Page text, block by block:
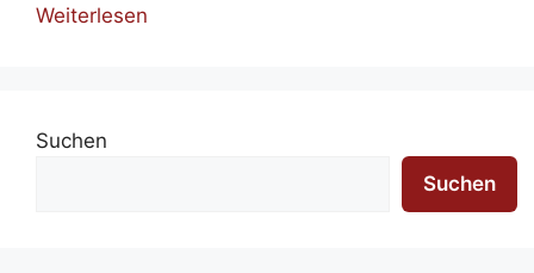
Weiterlesen
Suchen
Suchen